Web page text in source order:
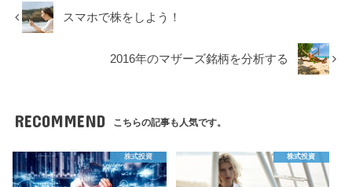
スマホで株をしよう！
2016年のマザーズ銘柄を分析する
RECOMMEND こちらの記事も人気です。
株式投資 株式投資